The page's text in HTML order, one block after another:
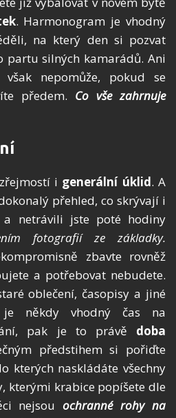
. Harmonogram je vhodný
na který den si pozvat
partu silných kamarádů. Ani
však nepomůže, pokud se
předem. Co vše zahrnuje
i generální úklid. A
přehled, co skrývají i
netrávili jste poté hodiny
fotografií ze základky.
zbavte rovněž
a potřebovat nebudete.
oblečení, časopisy a jiné
je někdy vhodný čas na
pak je to právě doba
předstihem si pořiďte
kterých naskládáte všechny
kterými krabice popíšete dle
nejsouochranné rohy na